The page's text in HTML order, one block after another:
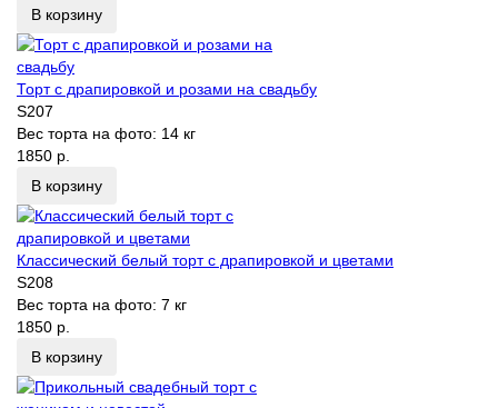
В корзину
Торт с драпировкой и розами на свадьбу
S207
Вес торта на фото: 14 кг
1850 р.
В корзину
Классический белый торт с драпировкой и цветами
S208
Вес торта на фото: 7 кг
1850 р.
В корзину